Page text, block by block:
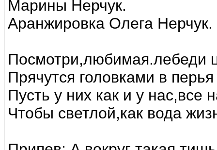
Марины Нерчук.
Аранжировка Олега
Посмотри,любимая.лебеди
Прячутся головками в
Пусть у них как и у нас,все
Чтобы светлой,как вода